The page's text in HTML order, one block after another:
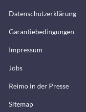
Datenschutzerklärung
Garantiebedingungen
Impressum
Jobs
Reimo in der Presse
Sitemap